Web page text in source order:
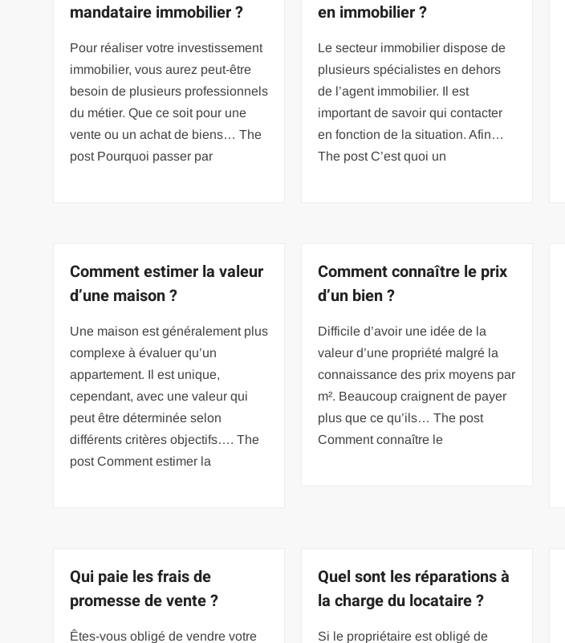
mandataire immobilier ?
Pour réaliser votre investissement
immobilier, vous aurez peut-être
besoin de plusieurs professionnels
du métier. Que ce soit pour une
vente ou un achat de biens… The
post Pourquoi passer par
en immobilier ?
Le secteur immobilier dispose de
plusieurs spécialistes en dehors
de l’agent immobilier. Il est
important de savoir qui contacter
en fonction de la situation. Afin…
The post C’est quoi un
Comment estimer la valeur
d’une maison ?
Une maison est généralement plus
complexe à évaluer qu’un
appartement. Il est unique,
cependant, avec une valeur qui
peut être déterminée selon
différents critères objectifs…. The
post Comment estimer la
Comment connaître le prix
d’un bien ?
Difficile d’avoir une idée de la
valeur d’une propriété malgré la
connaissance des prix moyens par
m². Beaucoup craignent de payer
plus que ce qu’ils… The post
Comment connaître le
Qui paie les frais de
promesse de vente ?
Êtes-vous obligé de vendre votre
Quel sont les réparations à
la charge du locataire ?
Si le propriétaire est obligé de